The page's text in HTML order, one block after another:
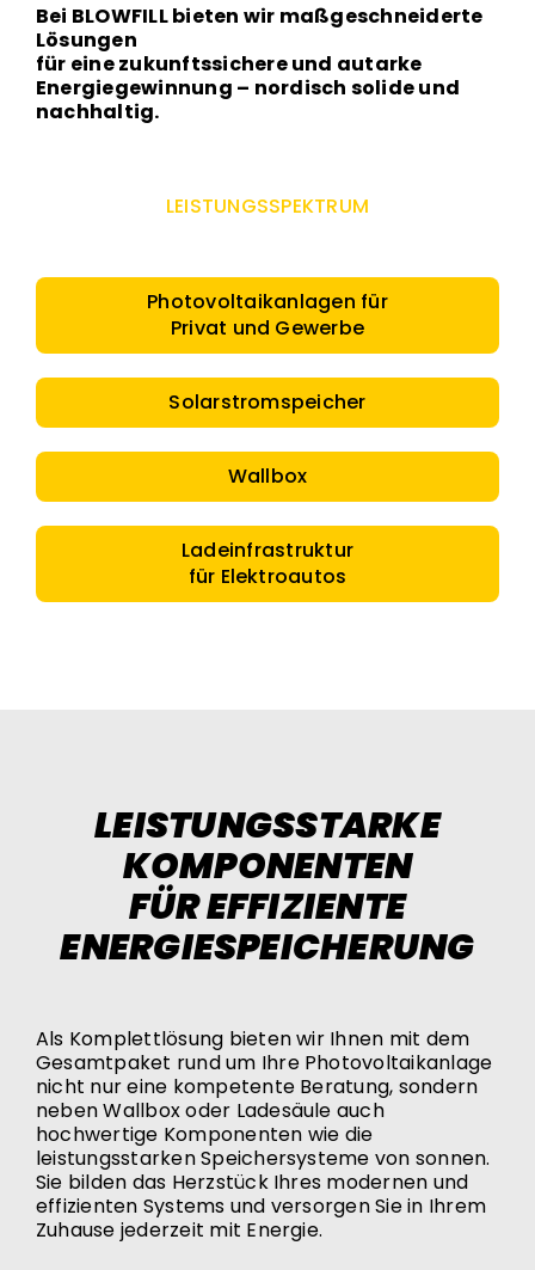
Bei BLOWFILL bieten wir maßgeschneiderte
Lösungen
für eine zukunftssichere und autarke
Energiegewinnung – nordisch solide und
nachhaltig.
LEISTUNGSSPEKTRUM
Photovoltaikanlagen für
Privat und Gewerbe
Solarstromspeicher
Wallbox
Ladeinfrastruktur
für Elektroautos
LEISTUNGSSTARKE
KOMPONENTEN
FÜR EFFIZIENTE
ENERGIESPEICHERUNG
Als Komplettlösung bieten wir Ihnen mit dem
Gesamtpaket rund um Ihre Photovoltaikanlage
nicht nur eine kompetente Beratung, sondern
neben Wallbox oder Ladesäule auch
hochwertige Komponenten wie die
leistungsstarken Speichersysteme von sonnen.
Sie bilden das Herzstück Ihres modernen und
effizienten Systems und versorgen Sie in Ihrem
Zuhause jederzeit mit Energie.